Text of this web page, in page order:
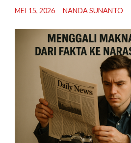
MEI 15, 2026 NANDA SUNANTO